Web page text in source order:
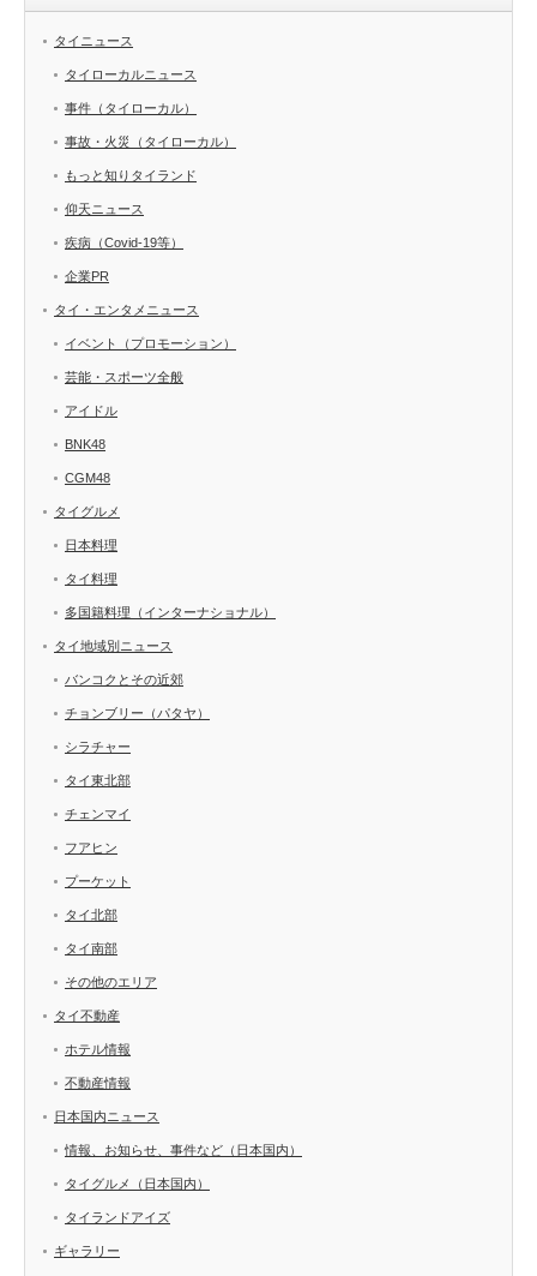
タイニュース
タイローカルニュース
事件（タイローカル）
事故・火災（タイローカル）
もっと知りタイランド
仰天ニュース
疾病（Covid-19等）
企業PR
タイ・エンタメニュース
イベント（プロモーション）
芸能・スポーツ全般
アイドル
BNK48
CGM48
タイグルメ
日本料理
タイ料理
多国籍料理（インターナショナル）
タイ地域別ニュース
バンコクとその近郊
チョンブリー（パタヤ）
シラチャー
タイ東北部
チェンマイ
フアヒン
プーケット
タイ北部
タイ南部
その他のエリア
タイ不動産
ホテル情報
不動産情報
日本国内ニュース
情報、お知らせ、事件など（日本国内）
タイグルメ（日本国内）
タイランドアイズ
ギャラリー